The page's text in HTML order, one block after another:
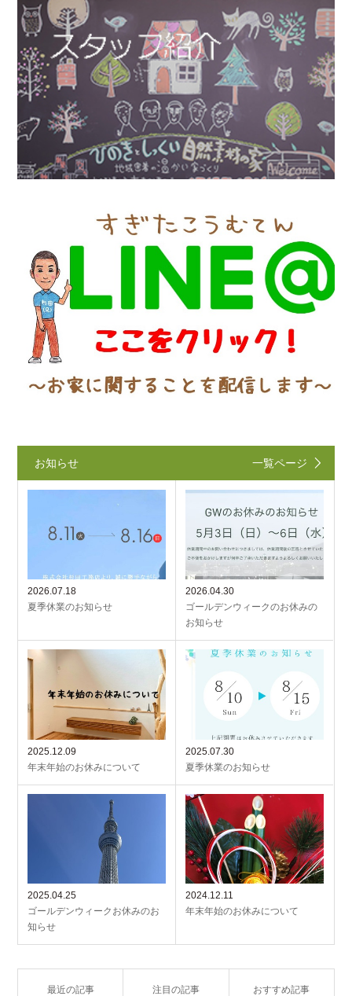
お知らせ 一覧ページ
2026.07.18
夏季休業のお知らせ
2026.04.30
ゴールデンウィークのお休みの
お知らせ
2025.12.09
年末年始のお休みについて
2025.07.30
夏季休業のお知らせ
2025.04.25
ゴールデンウィークお休みのお
知らせ
2024.12.11
年末年始のお休みについて
最近の記事 注目の記事 おすすめ記事